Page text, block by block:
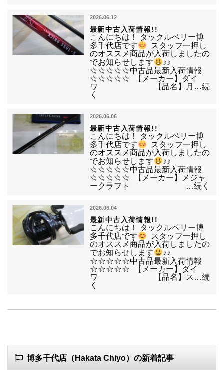
2026.06.12
最新中古入荷情報!!
こんにちは！ タックルベリー博
多千代店です
スタッフ一押し
のオススメ商品が入荷しましたの
でお知らせします
♪♪
☆☆☆☆☆中古品最新入荷情報
☆☆☆☆☆ 【メーカー】ダイ
ワ 【品名】月…続
く
2026.06.06
最新中古入荷情報!!
こんにちは！ タックルベリー博
多千代店です
スタッフ一押し
のオススメ商品が入荷しましたの
でお知らせします
♪♪
☆☆☆☆☆中古品最新入荷情報
☆☆☆☆☆ 【メーカー】メジャ
ークラフト …続く
2026.06.04
最新中古入荷情報!!
こんにちは！ タックルベリー博
多千代店です
スタッフ一押し
のオススメ商品が入荷しましたの
でお知らせします
♪♪
☆☆☆☆☆中古品最新入荷情報
☆☆☆☆☆ 【メーカー】ダイ
ワ 【品名】ス…続
く
博多千代店（Hakata Chiyo）の新着記事